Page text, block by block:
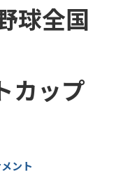
球全国
カップ
ント